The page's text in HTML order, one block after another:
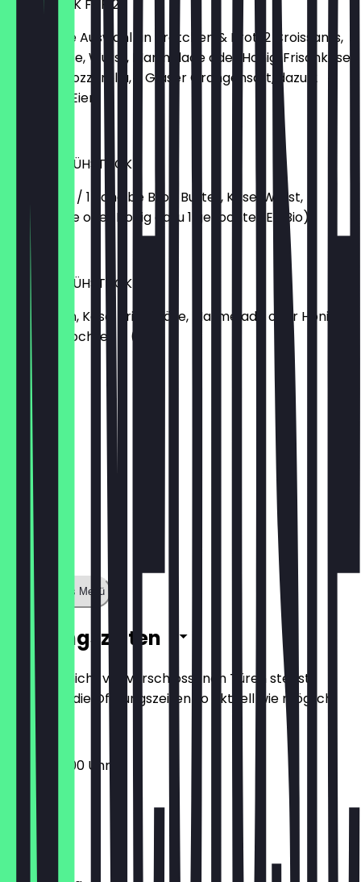
FRÜHSTÜCK FÜR 2
Gemischte Auswahl an Brötchen & Brot, 2 Croissants,
Butter, Käse, Wurst, Marmelade oder Honig, Frischkäse,
Tomate Mozzarella, 2 Gläser Orangensaft, dazu 2
gekochte Eier
KLEINES FRÜHSTÜCK
1 Brötchen / 1 Scheibe Brot, Butter, Käse, Wurst,
Marmelade oder Honig dazu 1 gekochtes Ei (Bio)
€ 7,50
VEGGIE FRÜHSTÜCK
2 Brötchen, Käse, Frischkäse, Marmelade oder Honig,
dazu 1 gekochtes Ei (Bio)
€ 7,50
Zeige ganzes Menü
Öffnungszeiten
Damit du nicht vor verschlossenen Türen stehst,
halten wir die Öffnungszeiten so aktuell wie möglich.
09:00 - 17:00 Uhr
Montag
Dienstag
Mittwoch